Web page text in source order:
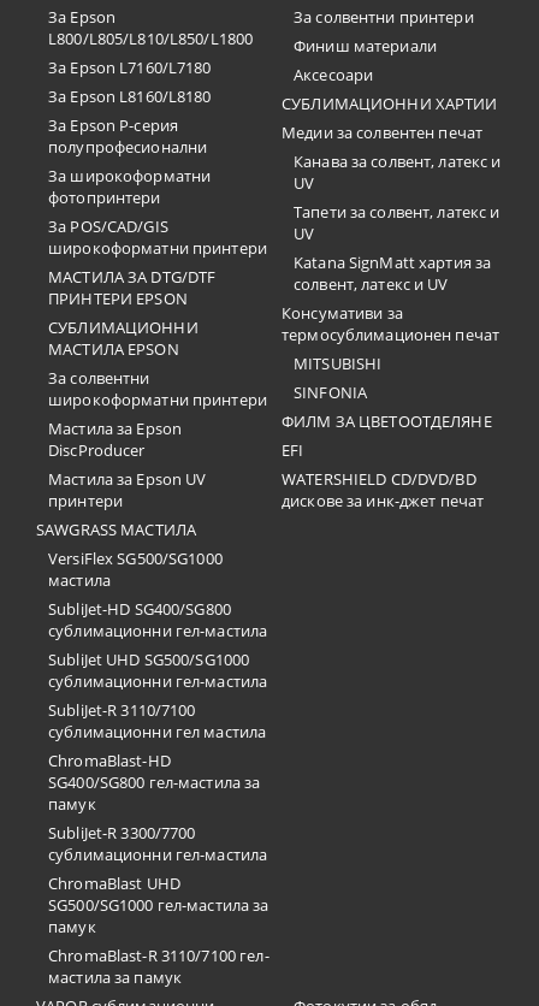
За Epson
L800/L805/L810/L850/L1800
За Epson L7160/L7180
За Epson L8160/L8180
За Epson P-серия
полупрофесионални
За широкоформатни
фотопринтери
За POS/CAD/GIS
широкоформатни принтери
МАСТИЛА ЗА DTG/DTF
ПРИНТЕРИ EPSON
СУБЛИМАЦИОННИ
МАСТИЛА EPSON
За солвентни
широкоформатни принтери
Мастила за Epson
DiscProducer
Мастила за Epson UV
принтери
SAWGRASS МАСТИЛА
VersiFlex SG500/SG1000
мастила
SubliJet-HD SG400/SG800
сублимационни гел-мастила
SubliJet UHD SG500/SG1000
сублимационни гел-мастила
SubliJet-R 3110/7100
сублимационни гел мастила
ChromaBlast-HD
SG400/SG800 гел-мастила за
памук
SubliJet-R 3300/7700
сублимационни гел-мастила
ChromaBlast UHD
SG500/SG1000 гел-мастила за
памук
ChromaBlast-R 3110/7100 гел-
мастила за памук
За солвентни принтери
Финиш материали
Аксесоари
СУБЛИМАЦИОННИ ХАРТИИ
Медии за солвентен печат
Канава за солвент, латекс и
UV
Тапети за солвент, латекс и
UV
Katana SignMatt хартия за
солвент, латекс и UV
Консумативи за
термосублимационен печат
MITSUBISHI
SINFONIA
ФИЛМ ЗА ЦВЕТООТДЕЛЯНЕ
EFI
WATERSHIELD CD/DVD/BD
дискове за инк-джет печат